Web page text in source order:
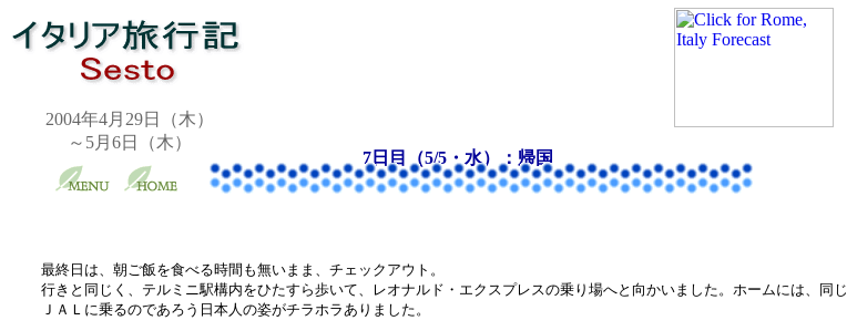
2004年4月29日（木）
～5月6日（木）
7日目（5/5・水）：帰国
最終日は、朝ご飯を食べる時間も無いまま、チェックアウト。
行きと同じく、テルミニ駅構内をひたすら歩いて、レオナルド・エクスプレスの乗り場へと向かいました。ホームには、同じ
ＪＡＬに乗るのであろう日本人の姿がチラホラありました。